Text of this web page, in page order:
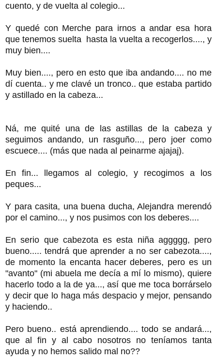
cuento, y de vuelta al colegio...
Y quedé con Merche para irnos a andar esa hora
que tenemos suelta hasta la vuelta a recogerlos...., y
muy bien....
Muy bien...., pero en esto que iba andando.... no me
dí cuenta.. y me clavé un tronco.. que estaba partido
y astillado en la cabeza...
Ná, me quité una de las astillas de la cabeza y
seguimos andando, un rasguño..., pero joer como
escuece.... (más que nada al peinarme ajajaj).
En fin... llegamos al colegio, y recogimos a los
peques...
Y para casita, una buena ducha, Alejandra merendó
por el camino..., y nos pusimos con los deberes....
En serio que cabezota es esta niña aggggg, pero
bueno..... tendrá que aprender a no ser cabezota....,
de momento la encanta hacer deberes, pero es un
"avanto" (mi abuela me decía a mí lo mismo), quiere
hacerlo todo a la de ya..., así que me toca borrárselo
y decir que lo haga más despacio y mejor, pensando
y haciendo..
Pero bueno.. está aprendiendo.... todo se andará...,
que al fin y al cabo nosotros no teníamos tanta
ayuda y no hemos salido mal no??